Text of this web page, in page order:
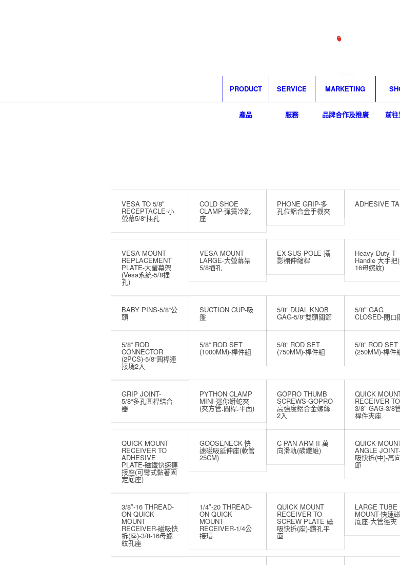
PRODUCT
產品
SERVICE
服務
MARKETING
品牌合作及推廣 前
VESA TO 5/8″
RECEPTACLE-小
螢幕5/8“插孔
COLD SHOE
CLAMP-彈簧冷靴
座
PHONE GRIP-多
孔位鋁合金手機夾
ADHESIVE
VESA MOUNT
REPLACEMENT
PLATE-大螢幕架
(Vesa系統-5/8插
孔)
VESA MOUNT
LARGE-大螢幕架
5/8插孔
EX-SUS POLE-攝
影棚伸縮桿
Heavy-Duty T-
Handle 大手把
16母螺紋)
BABY PINS-5/8“公
頭
SUCTION CUP-吸
盤
5/8” DUAL KNOB
GAG-5/8“雙頭關節
5/8″ GAG
CLOSED-閉口
5/8” ROD
CONNECTOR
(2PCS)-5/8“圓桿連
接塊2入
5/8” ROD SET
(1000MM)-桿件組
5/8” ROD SET
(750MM)-桿件組
5/8” ROD SET
(250MM)-桿件
GRIP JOINT-
5/8“多孔圓桿結合
器
PYTHON CLAMP
MINI-迷你蟒蛇夾
(夾方管.圓桿.平面)
GOPRO THUMB
SCREWS-GOPRO
高強度鋁合金螺絲
2入
QUICK
RECEIVER TO
3/8″ GAG-3/8
桿件夾座
QUICK MOUNT
RECEIVER TO
ADHESIVE
PLATE-磁鐵快速連
接座(可彎式黏著固
定底座)
GOOSENECK-快
速磁吸延伸座(軟管
25CM)
C-PAN ARM II-萬
向滑軌(碳纖維)
QUICK
ANGLE
吸快拆(中)-萬
節
3/8″-16 THREAD-
ON QUICK
MOUNT
RECEIVER-磁吸快
拆(座)-3/8-16母螺
紋孔座
1/4″-20 THREAD-
ON QUICK
MOUNT
RECEIVER-1/4公
接環
QUICK MOUNT
RECEIVER TO
SCREW PLATE 磁
吸快拆(座)-鑽孔平
面
LARGE TUBE
MOUNT-快速
底座-大管徑夾